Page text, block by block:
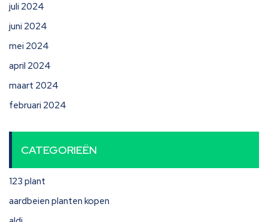
juli 2024
juni 2024
mei 2024
april 2024
maart 2024
februari 2024
CATEGORIEËN
123 plant
aardbeien planten kopen